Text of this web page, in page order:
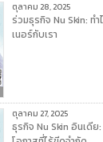
ตุลาคม 28, 2025
ร่วมธุรกิจ Nu Skin: ท
เนอร์กับเรา
ตุลาคม 27, 2025
ธุรกิจ Nu Skin อินเดี